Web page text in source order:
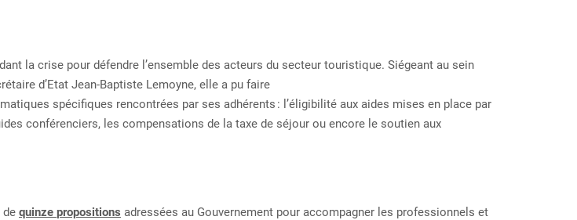
la crise pour défendre l’ensemble des acteurs du secteur touristique. Siégeant au sein
d’Etat Jean-Baptiste Lemoyne, elle a pu faire
spécifiques rencontrées par ses adhérents : l’éligibilité aux aides mises en place par
conférenciers, les compensations de la taxe de séjour ou encore le soutien aux
de quinze propositions adressées au Gouvernement pour accompagner les professionnels et